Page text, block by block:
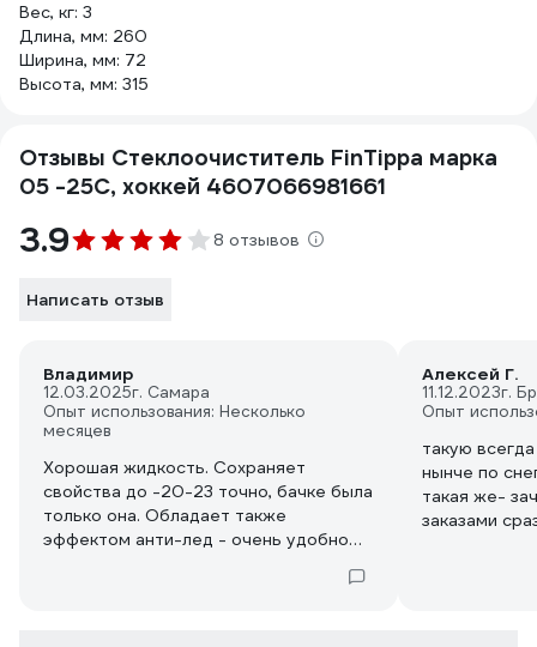
Вес, кг: 3
Длина, мм: 260
Ширина, мм: 72
Высота, мм: 315
Отзывы Стеклоочиститель FinTippa марка
05 -25С, хоккей 4607066981661
3.9 8 отзывов
Написать отзыв
Владимир
12.03.2025г. Самара
Опыт использования: Несколько
месяцев
Хорошая жидкость. Сохраняет
свойства до -20-23 точно, бачке была
только она. Обладает также
эффектом анти-лед - очень удобно
Алексей Г.
11.12.2023г.
Опыт
такую
нынче по
такая же-
заказами